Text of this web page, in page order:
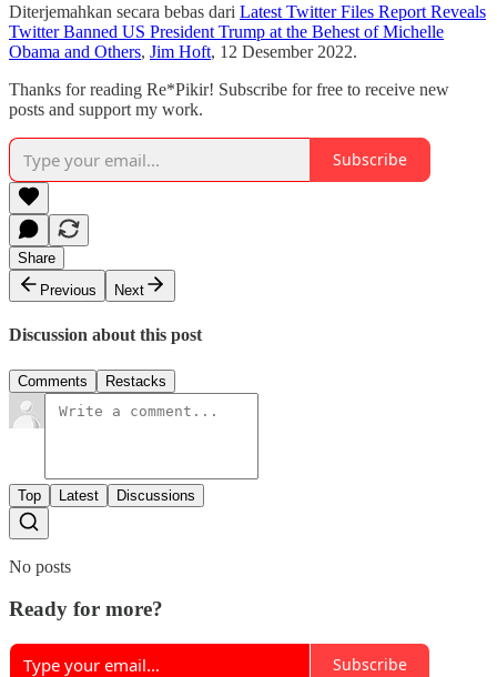
Diterjemahkan secara bebas dari Latest Twitter Files Report Reveals
Twitter Banned US President Trump at the Behest of Michelle
Obama and Others, Jim Hoft, 12 Desember 2022.
Thanks for reading Re*Pikir! Subscribe for free to receive new
posts and support my work.
Subscribe
Share
Previous
Next
Discussion about this post
Comments Restacks
Top Latest Discussions
No posts
Ready for more?
Subscribe